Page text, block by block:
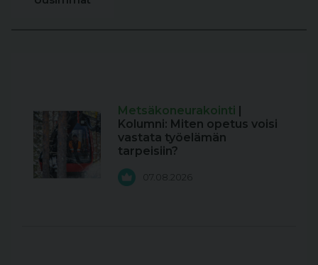
Metsäkoneurakointi |
Kolumni: Miten opetus voisi
vastata työelämän
tarpeisiin?
07.08.2026